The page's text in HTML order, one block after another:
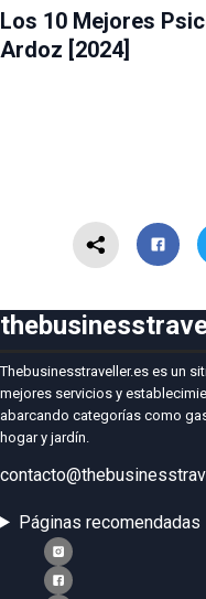
Los 10 Mejores
Ardoz [2024]
Thebusinesstraveller.es es un
mejores servicios y
abarcando categorías como
hogar y jardín.
Páginas recomendadas